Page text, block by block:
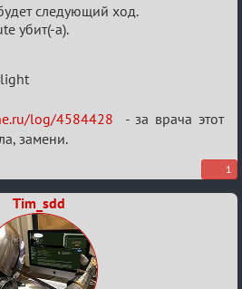
следующий ход.
убит(-а).
log/4584428 - за врача этот
замени.
1
Tim_sdd